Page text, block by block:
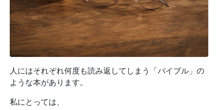
人にはそれぞれ何度も読み返してしまう「バイブル」の
ような本があります。
私にとっては、